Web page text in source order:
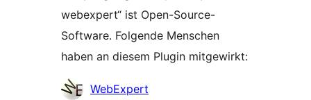
webexpert“ ist Open-Source-
Software. Folgende Menschen
haben an diesem Plugin mitgewirkt:
Mitwirkende
WebExpert